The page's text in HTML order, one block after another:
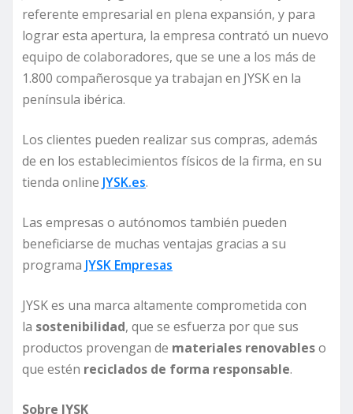
referente empresarial en plena expansión, y para
lograr esta apertura, la empresa contrató un nuevo
equipo de colaboradores, que se une a los más de
1.800 compañerosque ya trabajan en JYSK en la
península ibérica.
Los clientes pueden realizar sus compras, además
de en los establecimientos físicos de la firma, en su
tienda online JYSK.es.
Las empresas o autónomos también pueden
beneficiarse de muchas ventajas gracias a su
programa JYSK Empresas
JYSK es una marca altamente comprometida con
la sostenibilidad, que se esfuerza por que sus
productos provengan de materiales renovableso
que estén reciclados de forma responsable.
Sobre JYSK